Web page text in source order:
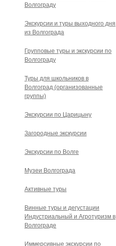
Волгограду
Экскурсии и туры выходного дня
из Волгограда
Групповые туры и экскурсии по
Волгограду
Туры для школьников в
Волгоград (организованные
группы)
Экскурсии по Царицыну
Загородные экскурсии
Экскурсии по Волге
Музеи Волгограда
Активные туры
Винные туры и дегустации
Индустриальный и Агротуризм в
Волгограде
Иммерсивные экскурсии по